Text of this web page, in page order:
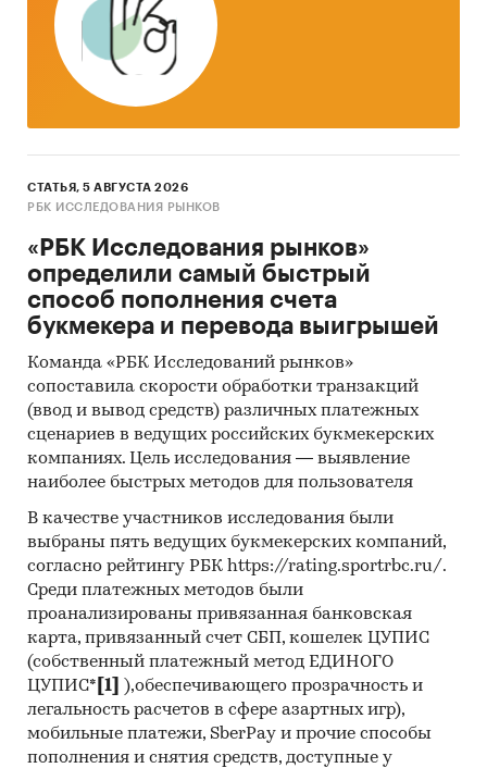
СТАТЬЯ, 5 АВГУСТА 2026
РБК ИССЛЕДОВАНИЯ РЫНКОВ
«РБК Исследования рынков»
определили самый быстрый
способ пополнения счета
букмекера и перевода выигрышей
Команда «РБК Исследований рынков»
сопоставила скорости обработки транзакций
(ввод и вывод средств) различных платежных
сценариев в ведущих российских букмекерских
компаниях. Цель исследования — выявление
наиболее быстрых методов для пользователя
В качестве участников исследования были
выбраны пять ведущих букмекерских компаний,
согласно рейтингу РБК https://rating.sportrbc.ru/.
Среди платежных методов были
проанализированы привязанная банковская
карта, привязанный счет СБП, кошелек ЦУПИС
(собственный платежный метод ЕДИНОГО
ЦУПИС* [1]
),обеспечивающего прозрачность и
легальность расчетов в сфере азартных игр),
мобильные платежи, SberPay и прочие способы
пополнения и снятия средств, доступные у